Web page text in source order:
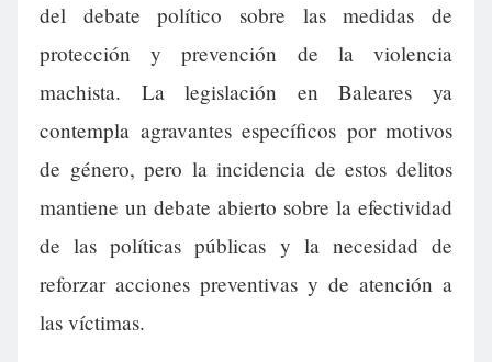
del debate político sobre las medidas de
protección y prevención de la violencia
machista. La legislación en Baleares ya
contempla agravantes específicos por motivos
de género, pero la incidencia de estos delitos
mantiene un debate abierto sobre la efectividad
de las políticas públicas y la necesidad de
reforzar acciones preventivas y de atención a
las víctimas.